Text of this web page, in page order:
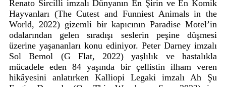
Renato Sircilli imzalı Dünyanın En Şirin ve En Komik
Hayvanları (The Cutest and Funniest Animals in the
World, 2022) gizemli bir kapıcının Paradise Motel’in
odalarından gelen sıradışı seslerin peşine düşmesi
üzerine yaşananları konu ediniyor. Peter Darney imzalı
Sol Bemol (G Flat, 2022) yaşlılık ve hastalıkla
mücadele eden 84 yaşında bir çellistin ilham veren
hikâyesini anlatırken Kalliopi Legaki imzalı Ah Şu